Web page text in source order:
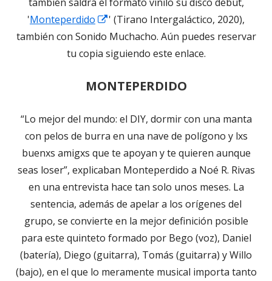
'Monteperdido
Abrir
en
una
nueva
' (Tirano Intergaláctico, 2020),
también con Sonido Muchacho. Aún puedes reservar
tu copia siguiendo este enlace.
MONTEPERDIDO
“Lo mejor del mundo: el DIY, dormir con una manta
con pelos de burra en una nave de polígono y lxs
buenxs amigxs que te apoyan y te quieren aunque
seas loser”, explicaban Monteperdido a Noé R. Rivas
en una entrevista hace tan solo unos meses. La
sentencia, además de apelar a los orígenes del
grupo, se convierte en la mejor definición posible
para este quinteto formado por Bego (voz), Daniel
(batería), Diego (guitarra), Tomás (guitarra) y Willo
(bajo), en el que lo meramente musical importa tanto